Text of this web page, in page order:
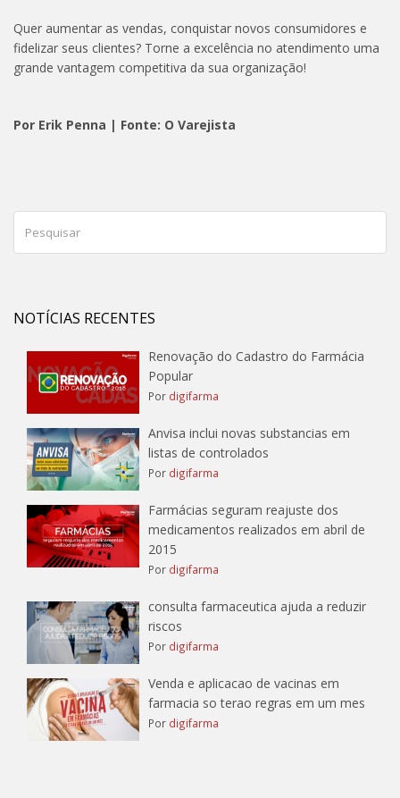
Quer aumentar as vendas, conquistar novos consumidores e
fidelizar seus clientes? Torne a excelência no atendimento uma
grande vantagem competitiva da sua organização!
Por Erik Penna | Fonte: O Varejista
NOTÍCIAS RECENTES
Renovação do Cadastro do Farmácia
Popular
Por digifarma
Anvisa inclui novas substancias em
listas de controlados
Por digifarma
Farmácias seguram reajuste dos
medicamentos realizados em abril de
2015
Por digifarma
consulta farmaceutica ajuda a reduzir
riscos
Por digifarma
Venda e aplicacao de vacinas em
farmacia so terao regras em um mes
Por digifarma